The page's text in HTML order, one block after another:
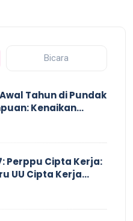
Bicara
Tahun di Pundak
Kenaikan
Ancaman
Perppu Cipta Kerja:
UU Cipta Kerja
Merugikan Buruh